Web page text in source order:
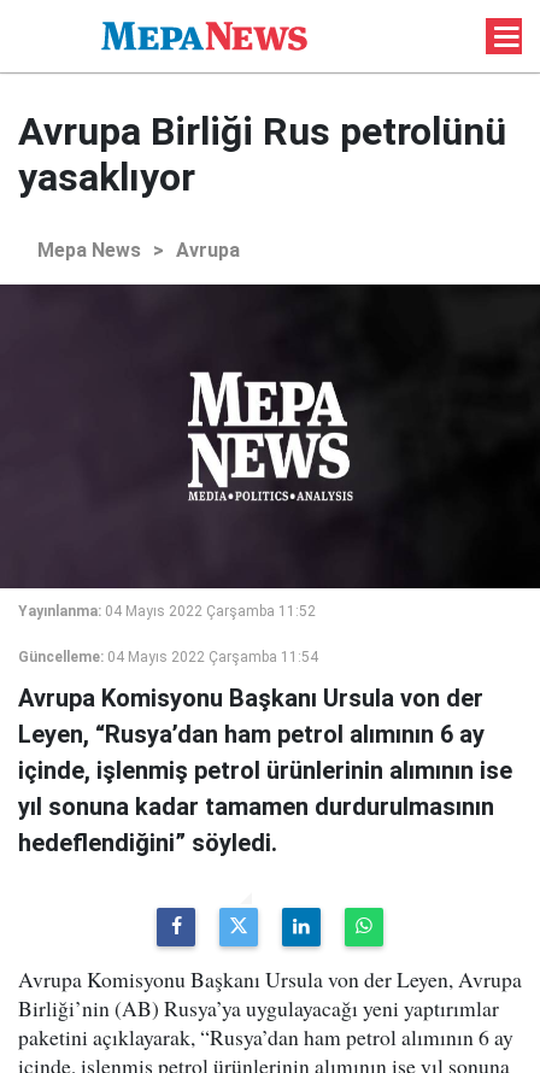
Avrupa Birliği Rus petrolünü
yasaklıyor
Mepa News > Avrupa
Yayınlanma: 04 Mayıs 2022 Çarşamba 11:52
Güncelleme: 04 Mayıs 2022 Çarşamba 11:54
Avrupa Komisyonu Başkanı Ursula von der
Leyen, “Rusya’dan ham petrol alımının 6 ay
içinde, işlenmiş petrol ürünlerinin alımının ise
yıl sonuna kadar tamamen durdurulmasının
hedeflendiğini” söyledi.
Avrupa Komisyonu Başkanı Ursula von der Leyen, Avrupa
Birliği’nin (AB) Rusya’ya uygulayacağı yeni yaptırımlar
paketini açıklayarak, “Rusya’dan ham petrol alımının 6 ay
içinde, işlenmiş petrol ürünlerinin alımının ise yıl sonuna